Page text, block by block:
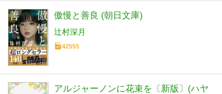
傲慢と善良 (朝日文庫)
辻村深月
42555
アルジャーノンに花束を〔新版〕(ハヤ